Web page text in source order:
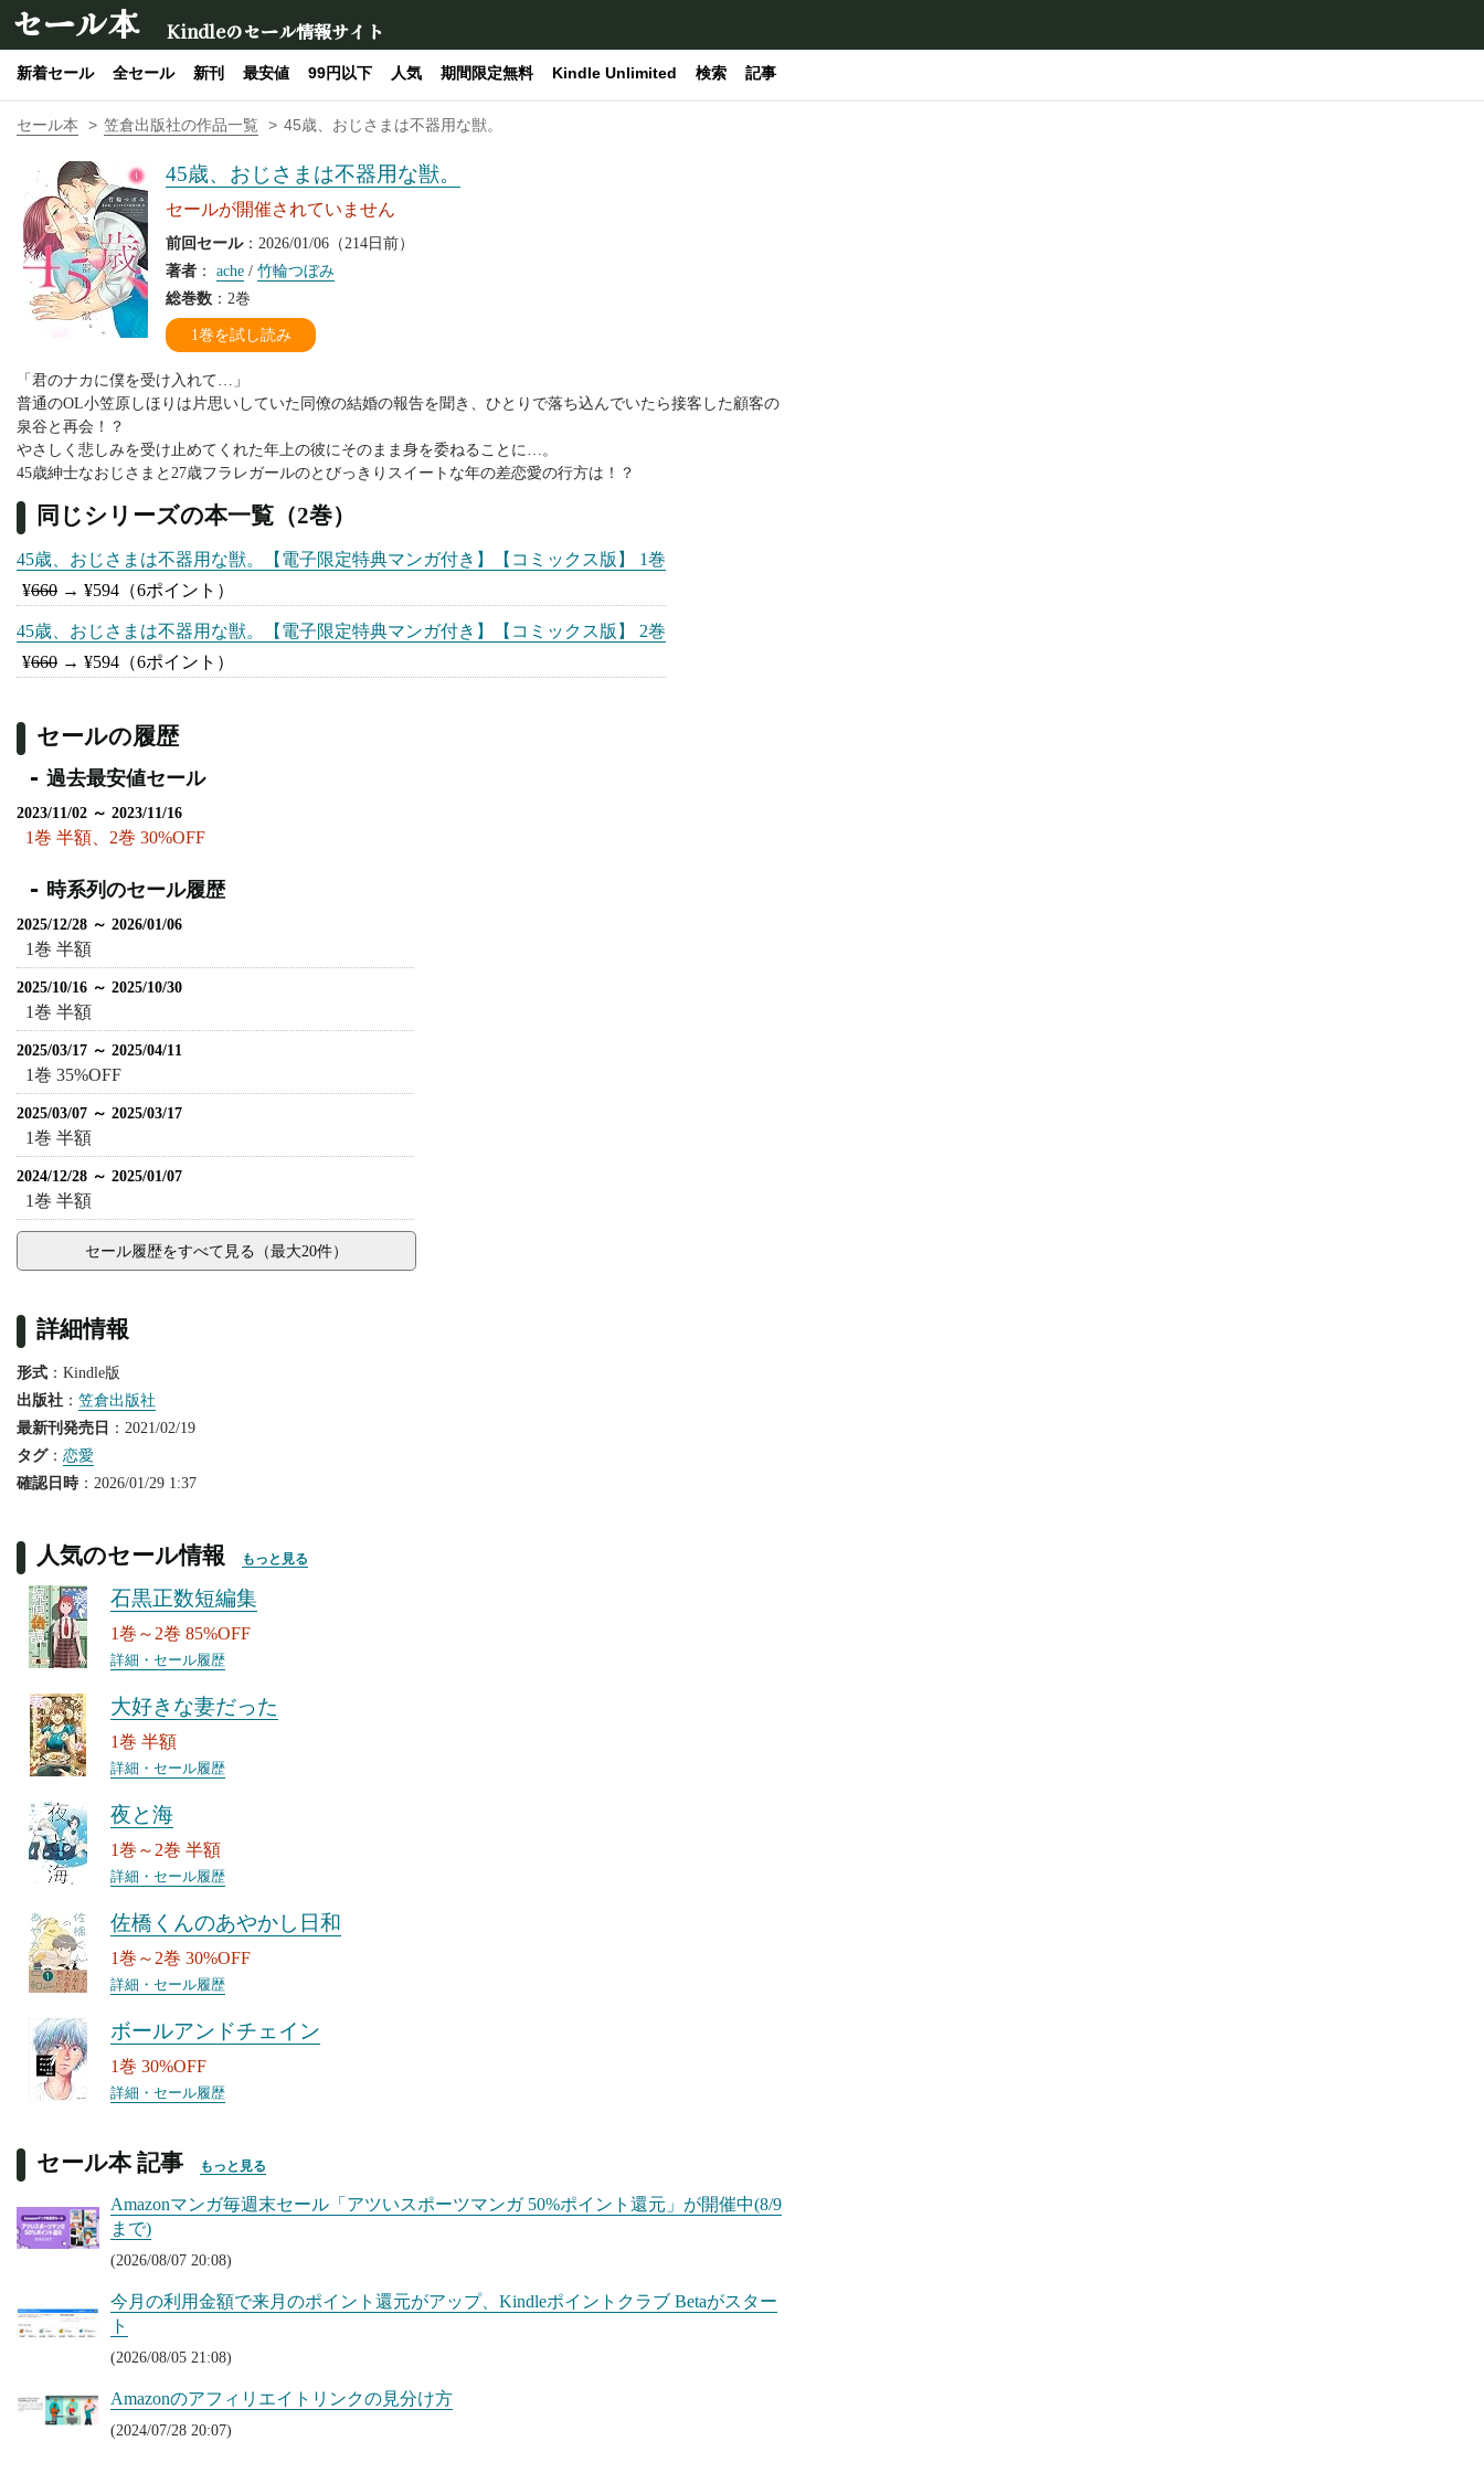
セール本 Kindleのセール情報サイト
新着セール 全セール 新刊 最安値 99円以下 人気 期間限定無料 Kindle Unlimited 検索 記事
セール本 笠倉出版社の作品一覧 45歳、おじさまは不器用な獣。
45歳、おじさまは不器用な獣。
セールが開催されていません
前回セール：2026/01/06（214日前）
著者 ： ache / 竹輪つぼみ
総巻数 ：2巻
1巻を試し読み
「君のナカに僕を受け入れて…」
普通のOL小笠原しほりは片思いしていた同僚の結婚の報告を聞き、ひとりで落ち込んでいたら接客した顧客の
泉谷と再会！？
やさしく悲しみを受け止めてくれた年上の彼にそのまま身を委ねることに…。
45歳紳士なおじさまと27歳フラレガールのとびっきりスイートな年の差恋愛の行方は！？
同じシリーズの本一覧（2巻）
45歳、おじさまは不器用な獣。【電子限定特典マンガ付き】【コミックス版】 1巻
¥660 → ¥594 （6ポイント）
45歳、おじさまは不器用な獣。【電子限定特典マンガ付き】【コミックス版】 2巻
¥660 → ¥594 （6ポイント）
セールの履歴
過去最安値セール
2023/11/02 ～ 2023/11/16
1巻 半額、2巻 30%OFF
時系列のセール履歴
2025/12/28 ～ 2026/01/06
1巻 半額
2025/10/16 ～ 2025/10/30
1巻 半額
2025/03/17 ～ 2025/04/11
1巻 35%OFF
2025/03/07 ～ 2025/03/17
1巻 半額
2024/12/28 ～ 2025/01/07
1巻 半額
セール履歴をすべて見る（最大20件）
詳細情報
形式 ：Kindle版
出版社 ： 笠倉出版社
最新刊発売日 ：2021/02/19
タグ： 恋愛
確認日時：2026/01/29 1:37
人気のセール情報 もっと見る
石黒正数短編集
1巻～2巻 85%OFF
詳細・セール履歴
大好きな妻だった
1巻 半額
詳細・セール履歴
夜と海
1巻～2巻 半額
詳細・セール履歴
佐橋くんのあやかし日和
1巻～2巻 30%OFF
詳細・セール履歴
ボールアンドチェイン
1巻 30%OFF
詳細・セール履歴
セール本 記事 もっと見る
Amazonマンガ毎週末セール「アツいスポーツマンガ 50%ポイント還元」が開催中(8/9
まで)
(2026/08/07 20:08)
今月の利用金額で来月のポイント還元がアップ、Kindleポイントクラブ Betaがスター
ト
(2026/08/05 21:08)
Amazonのアフィリエイトリンクの見分け方
(2024/07/28 20:07)